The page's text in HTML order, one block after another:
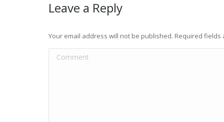
Leave a Reply
Your email address will not be published. Required fields
Comment